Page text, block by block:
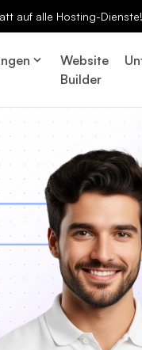
auf alle Hosting-Dienste!
Website
Builder